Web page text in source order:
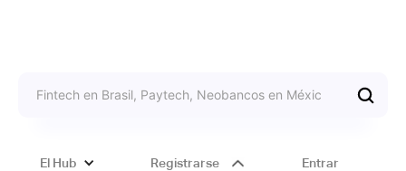
El Hub Registrarse Entrar